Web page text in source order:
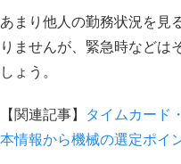
あまり他人の勤務状況を見
りませんが、緊急時などは
しょう。
【関連記事】 タイムカード
本情報から機械の選定ポイ